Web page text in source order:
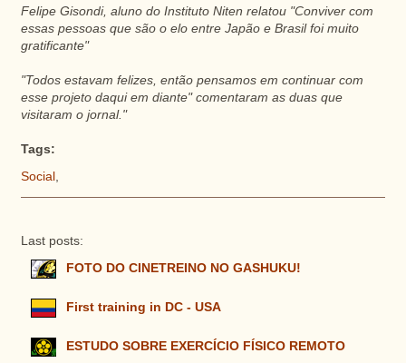
Felipe Gisondi, aluno do Instituto Niten relatou "Conviver com
essas pessoas que são o elo entre Japão e Brasil foi muito
gratificante"
"Todos estavam felizes, então pensamos em continuar com
esse projeto daqui em diante" comentaram as duas que
visitaram o jornal."
Tags:
Social
Last posts:
FOTO DO CINETREINO NO GASHUKU!
First training in DC - USA
ESTUDO SOBRE EXERCÍCIO FÍSICO REMOTO